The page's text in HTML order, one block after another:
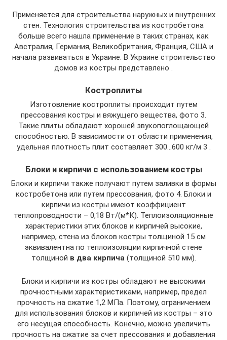
Применяется для строительства наружных и внутренних
стен. Технология строительства из костробетона
больше всего нашла применение в таких странах, как
Австралия, Германия, Великобритания, Франция, США и
начала развиваться в Украине. В Украине строительство
домов из костры представлено .
Костроплиты
Изготовление костроплиты происходит путем
прессования костры и вяжущего вещества, фото 3.
Такие плиты обладают хорошей звукопоглощающей
способностью. В зависимости от области применения,
удельная плотность плит составляет 300…600 кг/м 3 .
Блоки и кирпичи с использованием костры
Блоки и кирпичи также получают путем заливки в формы
костробетона или путем прессования, фото 4. Блоки и
кирпичи из костры имеют коэффициент
теплопроводности – 0,18 Вт/(м*К). Теплоизоляционные
характеристики этих блоков и кирпичей высокие,
например, стена из блоков костры толщиной 15 см
эквивалентна по теплоизоляции кирпичной стене
толщиной в два кирпича(толщиной 510 мм).
Блоки и кирпичи из костры обладают не высокими
прочностными характеристиками, например, предел
прочность на сжатие 1,2 МПа. Поэтому, ограничением
для использования блоков и кирпичей из костры – это
его несущая способность. Конечно, можно увеличить
прочность на сжатие за счет прессования и добавления